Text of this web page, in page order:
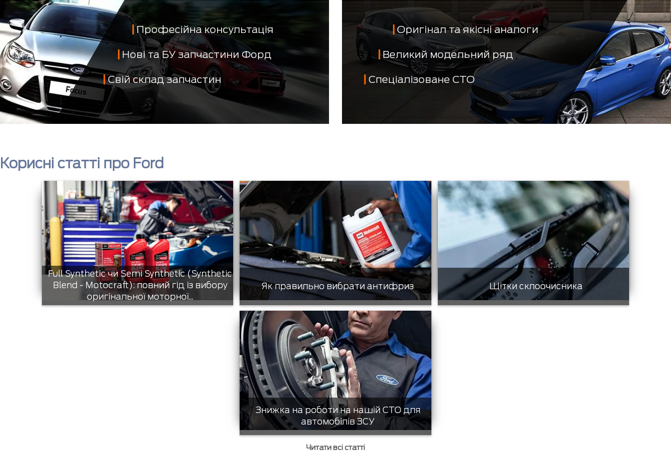
Професійна консультація
Нові та БУ запчастини Форд
Свій склад запчастин
Оригінал та якісні аналоги
Великий модельний ряд
Спеціалізоване СТО
Корисні статті про Ford
Full Synthetic чи Semi Synthetic (Synthetic
Blend - Motocraft): повний гід із вибору
оригінальної моторної...
Як правильно вибрати антифриз Щітки склоочисника
Знижка на роботи на нашій СТО для
автомобілів ЗСУ
Читати всі статті